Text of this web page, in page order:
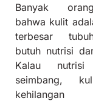
Banyak
bahwa kulit
terbesar
butuh nutrisi
Kalau nutrisi
seimbang,
kehilangan